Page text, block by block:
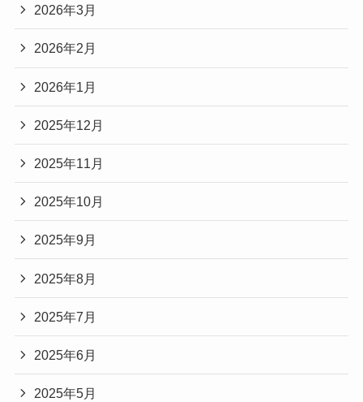
2026年3月
2026年2月
2026年1月
2025年12月
2025年11月
2025年10月
2025年9月
2025年8月
2025年7月
2025年6月
2025年5月